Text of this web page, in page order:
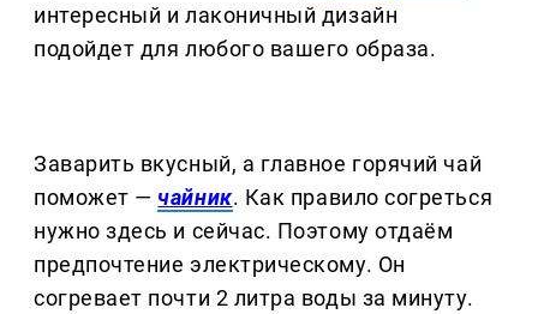
интересный и лаконичный дизайн
подойдет для любого вашего образа.
Заварить вкусный, а главное горячий чай
поможет — чайник. Как правило согреться
нужно здесь и сейчас. Поэтому отдаём
предпочтение электрическому. Он
согревает почти 2 литра воды за минуту.